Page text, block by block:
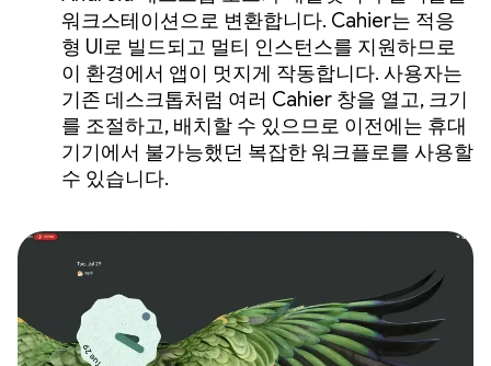
워크스테이션으로 변환합니다. Cahier는 적응
형 UI로 빌드되고 멀티 인스턴스를 지원하므로
이 환경에서 앱이 멋지게 작동합니다. 사용자는
기존 데스크톱처럼 여러 Cahier 창을 열고, 크기
를 조절하고, 배치할 수 있으므로 이전에는 휴대
기기에서 불가능했던 복잡한 워크플로를 사용할
수 있습니다.